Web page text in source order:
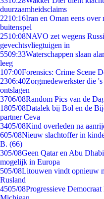
duurzaamheidsclaims
2210:16Iran en Oman eens
buitenspel
2510:08NAVO zet wegens
gevechtsvliegtuigen in
5509:33Waterschappen slaan
leeg
107:00Forensics: Crime Scene
2306:40Zorgmedewerkster die
ontslagen
3706/08Random Pics van de
1805/08Datalek bij Bol en de
partner Ceva
3405/08Kind overleden na
605/08Nieuw slachtoffer in
B. (66)
305/08Geen Qatar en Abu
mogelijk in Europa
505/08Litouwen vindt opnieuw
Rusland
4505/08Progressieve